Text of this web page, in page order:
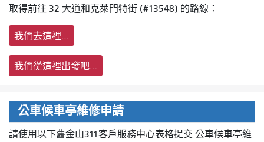
取得前往 32 大道和克萊門特街 (#13548) 的路線：
我們去這裡…
我們從這裡出發吧…
公車候車亭維修申請
請使用以下舊金山311客戶服務中心表格提交 公車候車亭維